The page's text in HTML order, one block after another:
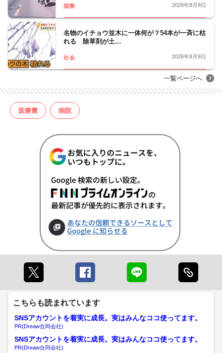
国際 2026年8月9日
名物のイチョウ並木に一体何が？54本が一斉に枯
れる 除草剤が土…
社会 2026年8月9日
一覧ページへ
医療費 病院
こちらも読まれています
SNSアカウントを着実に成長。実はみんなココ使ってます。
PR(Dreaw合同会社)
SNSアカウントを着実に成長。実はみんなココ使ってます。
PR(Dreaw合同会社)